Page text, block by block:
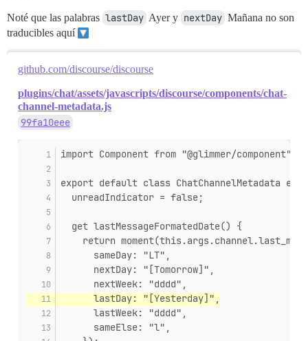
Noté que las palabras lastDay Ayer y nextDay Mañana no son
traducibles aquí
github.com/discourse/discourse
plugins/chat/assets/javascripts/discourse/components/chat-
channel-metadata.js
99fa10eee
import Component from "@glimmer/component";
export default class ChatChannelMetadata
  unreadIndicator = false;
  get lastMessageFormatedDate() {
return
      sameDay: "LT",
      nextDay: "[Tomorrow]",
      nextWeek: "dddd",
      lastDay: "[Yesterday]",
      lastWeek: "dddd",
      sameElse: "l",